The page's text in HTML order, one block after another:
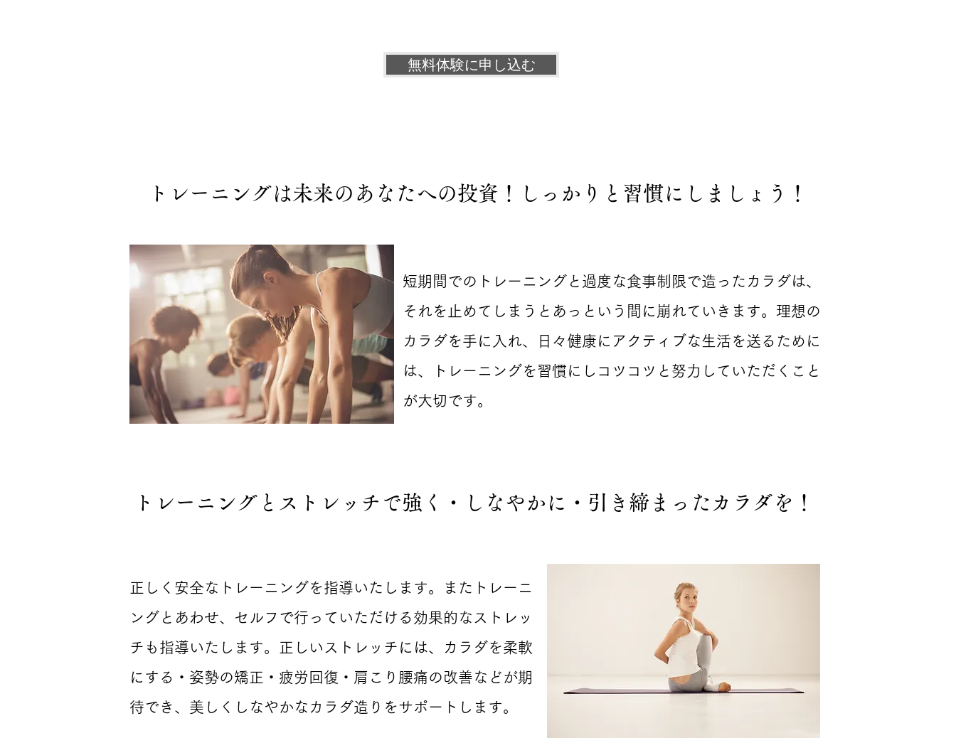
無料体験に申し込む
トレーニングは未来のあなたへの投資！しっかりと習慣にしましょう！
​短期間でのトレーニングと過度な食事制限で造ったカラダは、
それを止めてしまうとあっという間に崩れていきます。 理想の
カラダを手に入れ、日々健康にアクティブな生活を送るために
は、トレーニングを習慣にしコツコツと努力していただくこと
が大切です。
​トレーニングとストレッチで強く・しなやかに・引き締まったカラダを！
正しく安全なトレーニングを指導いたします。
またトレーニ
ングとあわせ、セルフで行っていただける効果的なストレッ
チも指導いたします。 正しいストレッチには、カラダを柔軟
にする・姿勢の矯正・疲労回復・肩こり腰痛の改善などが期
待でき、美しくしなやかなカラダ造りをサポートします。